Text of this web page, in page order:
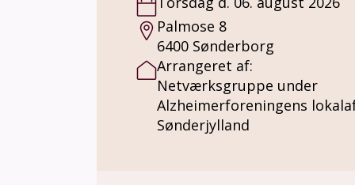
Palmose 8
6400 Sønderborg
Arrangeret af:
Netværksgruppe under
Alzheimerforeningens
Sønderjylland